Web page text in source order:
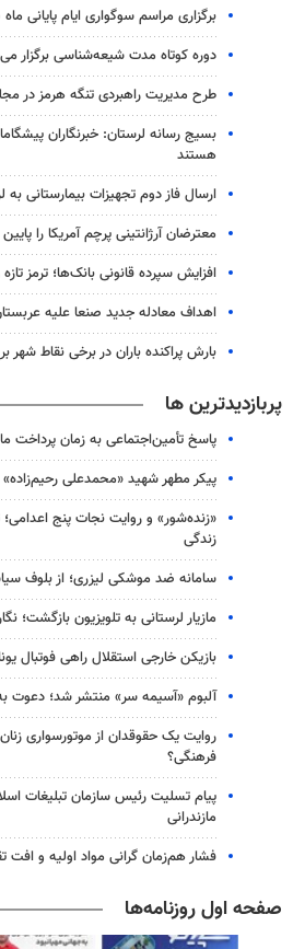
برگزاری مراسم سوگواری ایام پایانی
دوره کوتاه مدت شیعه‌شناسی برگزار
طرح مدیریت راهبردی تنگه هرمز در
بسیج رسانه لرستان: خبرنگاران
هستند
ارسال فاز دوم تجهیزات بیمارستانی به
معترضان آرژانتینی پرچم آمریکا را
افزایش سپرده قانونی بانک‌ها؛ ترمز
اهداف معادله جدید صنعا علیه
بارش پراکنده باران در برخی نقاط شهر
پربازدیدترین ها
پاسخ تأمین‌اجتماعی به زمان پرداخت
پیکر مطهر شهید «محمدعلی
«زنده‌شور» و روایت نجات پنج
زندگی
سامانه ضد موشکی لیزری؛ از بلوف
مازیار لرستانی به تلویزیون
بازیکن خارجی استقلال راهی فوتبال
آلبوم «آسیمه سر» منتشر شد؛ دعوت
روایت یک حقوقدان از موتورسواری
فرهنگی؟
پیام تسلیت رئیس سازمان تبلیغات
مازندرانی
فشار هم‌زمان گرانی مواد اولیه و افت
صفحه اول روزنامه‌ها